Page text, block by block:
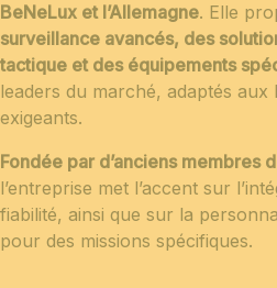
BeNeLux et l’Allemagne. Elle
surveillance avancés, des
tactique et des équipements
leaders du marché, adaptés aux
exigeants.
Fondée par d’anciens membres
l’entreprise met l’accent sur
fiabilité, ainsi que sur la
pour des missions spécifiques.